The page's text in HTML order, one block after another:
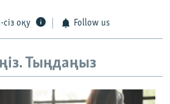
сіз оқу Follow us
Тыңдаңыз